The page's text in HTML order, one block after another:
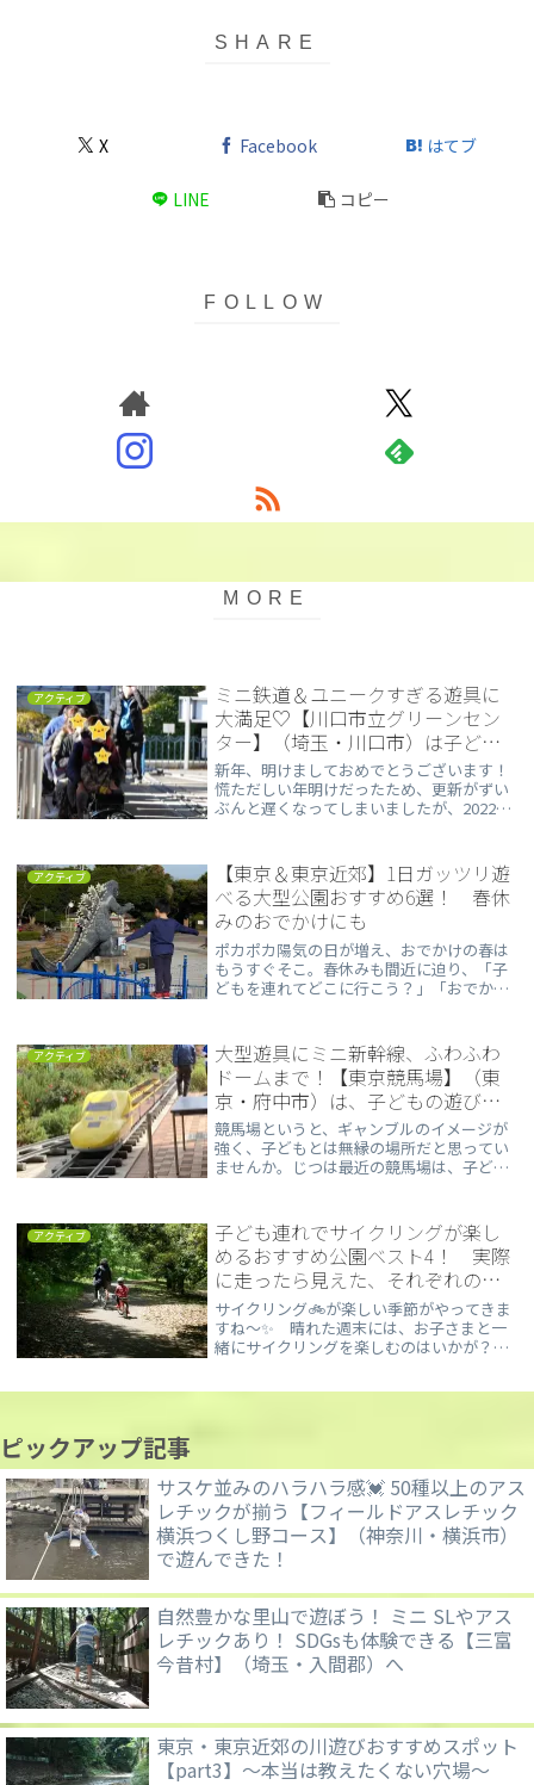
X Facebook はてブ
LINE コピー
アクティブ
ミニ鉄道＆ユニークすぎる遊具に
大満足♡【川口市立グリーンセン
ター】（埼玉・川口市）は子ども
のユートピア
新年、明けましておめでとうございます！
慌ただしい年明けだったため、更新がずい
ぶんと遅くなってしまいましたが、2022年
のお出かけの参考にしてください♪2022年
最初...
アクティブ
【東京＆東京近郊】1日ガッツリ遊
べる大型公園おすすめ6選！ 春休
みのおでかけにも
ポカポカ陽気の日が増え、おでかけの春は
もうすぐそこ。春休みも間近に迫り、「子
どもを連れてどこに行こう？」「おでかけ
では？ そんなときの推しスポットが、無
料・格安で1日遊べる大型公園。今回は、
実際に我が家が訪れて良かった大型公園を
一挙にご紹介します。
アクティブ
大型遊具にミニ新幹線、ふわふわ
ドームまで！【東京競馬場】（東
京・府中市）は、子どもの遊び場
の充実ぶりがすごい!!
競馬場というと、ギャンブルのイメージが
強く、子どもとは無縁の場所だと思ってい
ませんか。じつは最近の競馬場は、子ども
馬場】についてご紹介したいと思います!!
アクティブ
子ども連れでサイクリングが楽し
めるおすすめ公園ベスト4！ 実際
に走ったら見えた、それぞれの魅
力♪（東京・埼玉）
サイクリング🚲が楽しい季節がやってきま
すね～✨ 晴れた週末には、お子さまと一
緒にサイクリングを楽しむのはいかが？
ピックアップ記事
サスケ並みのハラハラ感💓 50種以上のアス
レチックが揃う【フィールドアスレチック
横浜つくし野コース】（神奈川・横浜市）
で遊んできた！
自然豊かな里山で遊ぼう！ ミニ SLやアス
レチックあり！ SDGsも体験できる【三富
今昔村】（埼玉・入間郡）へ
東京・東京近郊の川遊びおすすめスポット
【part3】～本当は教えたくない穴場～